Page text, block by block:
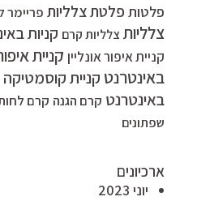
פלטות פלטת צלליות פריימר
צלליות צלליות קרם קניות
קניית איפור אונליין קניית
באינטרנט קניית קוסמטיקה
באינטרנט קרם הגנה קרם
שפתונים
ארכיונים
יוני 2023